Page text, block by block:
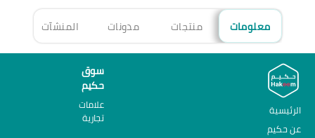
معلومات منتجات مدونات المنشآت
الرئيسية
عن حكيم
سوق
حكيم
علامات
تجارية